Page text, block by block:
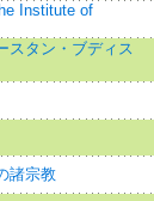
Institute of
スタン・ブディス
諸宗教